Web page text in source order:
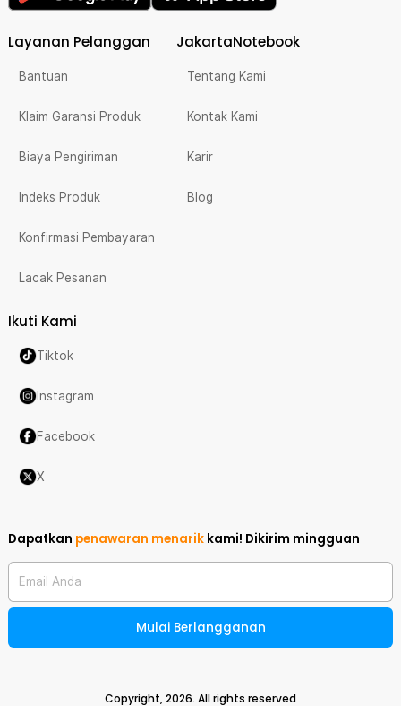
Layanan Pelanggan
Bantuan
Klaim Garansi Produk
Biaya Pengiriman
Indeks Produk
Konfirmasi Pembayaran
Lacak Pesanan
JakartaNotebook
Tentang Kami
Kontak Kami
Karir
Blog
Ikuti Kami
Tiktok
Instagram
Facebook
X
Dapatkan penawaran menarik kami! Dikirim mingguan
Email Anda
Mulai Berlangganan
Copyright,2026. All rights reserved